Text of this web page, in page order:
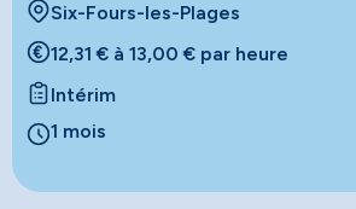
Six-Fours-les-Plages
12,31 € à 13,00 € par heure
Intérim
1 mois